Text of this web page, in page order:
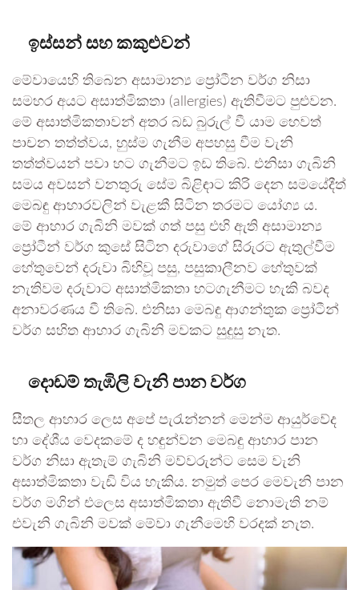
ඉස්සන් සහ කකුළුවන්
මේවායෙහි තිබෙන අසාමාන්‍ය ප්‍රෝටීන වර්ග නිසා
සමහර අයට අසාත්මිකතා (allergies) ඇතිවීමට පුළුවන.
මේ අසාත්මිකතාවන් අතර බඩ බුරුල් වී යාම හෙවත්
පාචන තත්ත්වය, හුස්ම ගැනීම අපහසු වීම වැනි
තත්ත්වයන් පවා හට ගැනීමට ඉඩ තිබේ. එනිසා ගැබිනි
සමය අවසන් වනතුරු සේම බිළිඳාට කිරි දෙන සමයේදීත්
මෙබඳු ආහාරවලින් වැළකී සිටින තරමට යෝග්‍ය ය.
මේ ආහාර ගැබිනි මවක් ගත් පසු එහි ඇති අසාමාන්‍ය
ප්‍රෝටීන් වර්ග කුසේ සිටින දරුවාගේ සිරුරට ඇතුල්වීම
හේතුවෙන් දරුවා බිහිවූ පසු, පසුකාලීනව හේතුවක්
නැතිවම දරුවාට අසාත්මිකතා හටගැනීමට හැකි බවද
අනාවරණය වී තිබේ. එනිසා මෙබඳු ආගන්තුක ප්‍රෝටීන්
වර්ග සහිත ආහාර ගැබිනි මවකට සුදුසු නැත.
දොඩම් තැඹිලි වැනි පාන වර්ග
සීතල ආහාර ලෙස අපේ පැරැන්නන් මෙන්ම ආයුර්වේද
හා දේශීය වෙදකමේ ද හඳුන්වන මෙබඳු ආහාර පාන
වර්ග නිසා ඇතැම් ගැබිනි මව්වරුන්ට සෙම වැනි
අසාත්මිකතා වැඩි විය හැකිය. නමුත් පෙර මෙවැනි පාන
වර්ග මගින් එලෙස අසාත්මිකතා ඇතිවී නොමැති නම්
එවැනි ගැබිනි මවක් මේවා ගැනීමෙහි වරදක් නැත.